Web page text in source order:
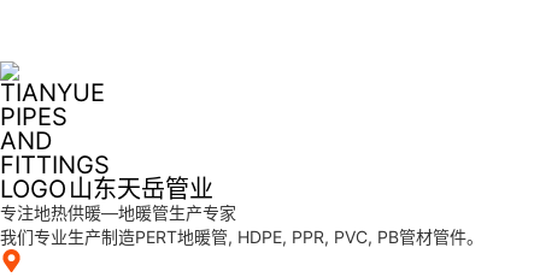
山东天岳管业
专注地热供暖—地暖管生产专家
我们专业生产制造PERT地暖管, HDPE, PPR, PVC, PB管材管件。